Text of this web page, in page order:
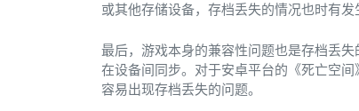
或其他存储设备，存档丢失的情况也时有发
最后，游戏本身的兼容性问题也是存档丢
在设备间同步。对于安卓平台的《死亡空
容易出现存档丢失的问题。